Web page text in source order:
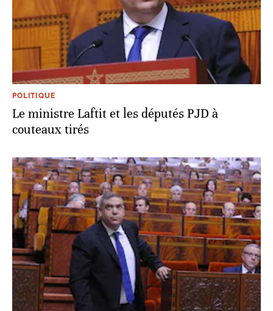
POLITIQUE
Le ministre Laftit et les députés PJD à
couteaux tirés